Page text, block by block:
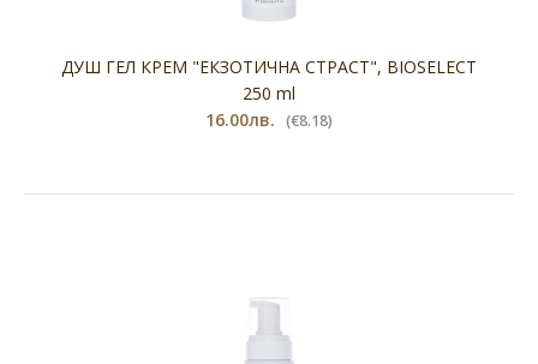
ДУШ ГЕЛ КРЕМ "ЕКЗОТИЧНА СТРАСТ", BIOSELECT
250 ml
16.00лв. (€8.18)